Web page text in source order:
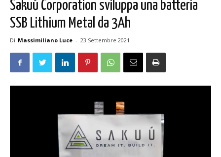
Sakuú Corporation sviluppa una batteria
SSB Lithium Metal da 3Ah
Di Massimiliano Luce - 23 Settembre 2021